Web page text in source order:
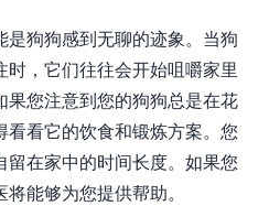
狗狗感到无聊的迹象。当狗
，它们往往会开始咀嚼家里
您注意到您的狗狗总是在花
看它的饮食和锻炼方案。您
在家中的时间长度。如果您
能够为您提供帮助。